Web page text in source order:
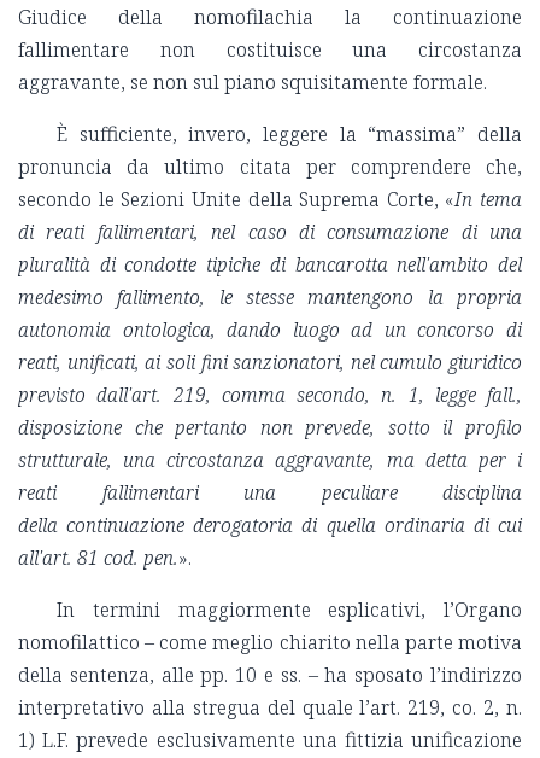
Giudice della nomofilachia la continuazione
fallimentare non costituisce una circostanza
aggravante, se non sul piano squisitamente formale.
È sufficiente, invero, leggere la “massima” della
pronuncia da ultimo citata per comprendere che,
secondo le Sezioni Unite della Suprema Corte, «In tema
di reati fallimentari, nel caso di consumazione di una
pluralità di condotte tipiche di bancarotta nell'ambito del
medesimo fallimento, le stesse mantengono la propria
autonomia ontologica, dando luogo ad un concorso di
reati, unificati, ai soli fini sanzionatori, nel cumulo giuridico
previsto dall'art. 219, comma secondo, n. 1, legge fall.,
disposizione che pertanto non prevede, sotto il profilo
strutturale, una circostanza aggravante, ma detta per i
reati fallimentari una peculiare disciplina
della continuazione derogatoria di quella ordinaria di cui
all'art. 81 cod. pen.».
In termini maggiormente esplicativi, l’Organo
nomofilattico – come meglio chiarito nella parte motiva
della sentenza, alle pp. 10 e ss. – ha sposato l’indirizzo
interpretativo alla stregua del quale l’art. 219, co. 2, n.
1) L.F. prevede esclusivamente una fittizia unificazione